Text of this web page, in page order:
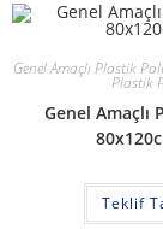
Genel Amaçlı Plastik
Plastik
Genel Amaçlı
Teklif